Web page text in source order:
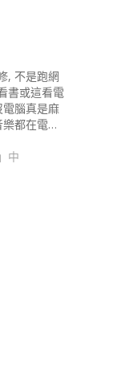
, 不是跑網
書或這看電
腦真是麻
樂都在電…
中